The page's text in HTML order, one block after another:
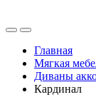
Главная
Мягкая
Диваны
Кардинал